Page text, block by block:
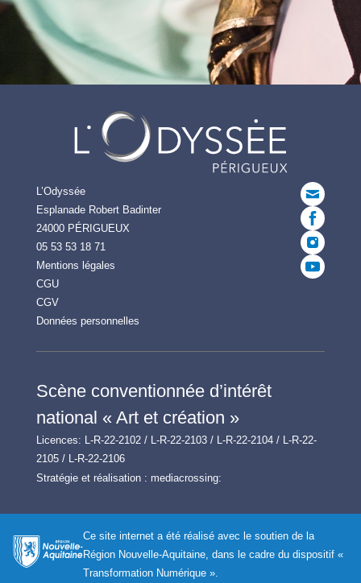
L’Odyssée
Esplanade Robert Badinter
24000 PÉRIGUEUX
05 53 53 18 71
Mentions légales
CGU
CGV
Données personnelles
Scène conventionnée d’intérêt
national « Art et création »
Licences: L-R-22-2102 / L-R-22-2103 / L-R-22-2104 / L-R-22-
2105 / L-R-22-2106
Stratégie et réalisation : mediacrossing:
Ce site internet a été réalisé avec le soutien de la
Région Nouvelle-Aquitaine, dans le cadre du dispositif «
Transformation Numérique ».